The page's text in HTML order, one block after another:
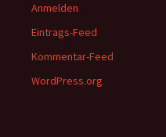
Anmelden
Eintrags-Feed
Kommentar-Feed
WordPress.org